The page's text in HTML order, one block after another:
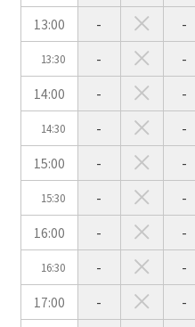
13:00
- -
13:30 - -
14:00
- -
14:30 - -
15:00
- -
15:30 - -
16:00
- -
16:30 - -
17:00
- -
お電話で
03-
受付時間 9:00～18:00
WEBか
お
口の字型
面積
会場の種類